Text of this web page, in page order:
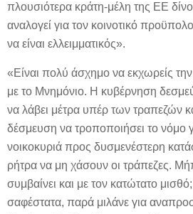
πλουσιότερα κράτη-μέλη της ΕΕ
αναλογεί για τον κοινοτικό
να είναι ελλειμματικός».
«Είναι πολύ άσχημο να εκχωρείς
με το Μνημόνιο. Η κυβέρνηση
να λάβει μέτρα υπέρ των τραπεζών
δέσμευση να τροποποιήσει το νόμο
νοικοκυριά προς δυσμενέστερη
ρήτρα να μη χάσουν οι τράπεζες.
συμβαίνει και με τον κατώτατο
σαφέστατα, παρά μιλάνε για